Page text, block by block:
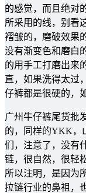
的感觉，而且绝对
所采用的线，别看
褶皱的，磨破效果
没有渐变色和磨白
的用手工打磨出来
直，如果洗得太过
仔裤都是很硬的，
广州牛仔裤尾货批
的，同样的YKK，
们，注意了，没有
链，很自然，很轻
所以注明，是因为
拉链行业的鼻祖，